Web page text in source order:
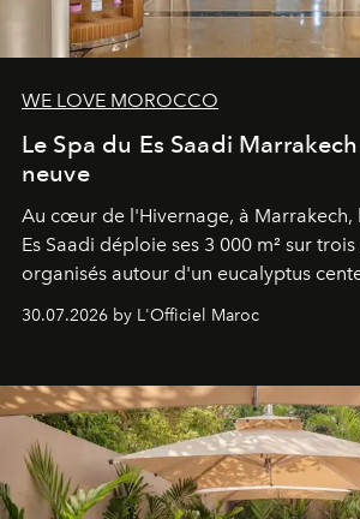
WE LOVE MOROCCO
Le Spa du Es Saadi
neuve
Au cœur de l'Hivernage, à Marrakech,
Es Saadi déploie ses 3 000 m² sur
organisés autour d'un eucalyptus
Lobby Bien-Être et Beauté, exclusivité
neuro-cosmétique, parcours thermal
entièreté, entre science des émotions
reposants.
30.07.2026 by L'Officiel Maroc